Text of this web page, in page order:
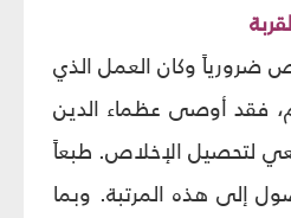
ضرورياً وكان العمل الذي
فقد أوصى عظماء الدين
لتحصيل الإخلاص. طبعاً
إلى هذه المرتبة. وبما